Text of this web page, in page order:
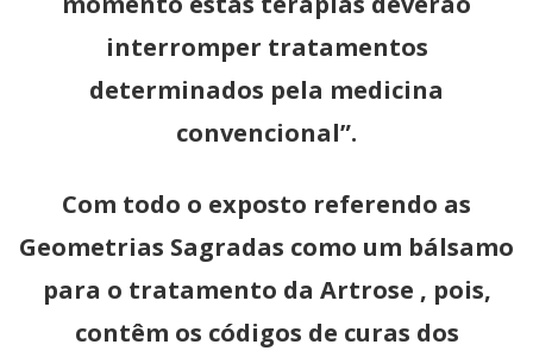
interromper tratamentos
determinados pela medicina
convencional”.
Com todo o exposto referendo as
Geometrias Sagradas como um bálsamo
para o tratamento da Artrose , pois,
contêm os códigos de curas dos